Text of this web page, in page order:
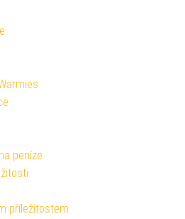
peníze
příležitostem